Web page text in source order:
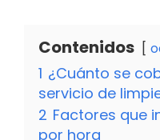
Contenidos
1 ¿Cuánto se
servicio de
2 Factores que
por hora